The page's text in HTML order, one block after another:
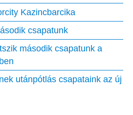
Kazincbarcika
csapatunk
második csapatunk a
utánpótlás csapataink az új